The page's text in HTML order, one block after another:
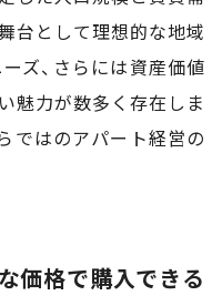
台として理想的な地域
ズ、さらには資産価値
魅力が数多く存在しま
ではのアパート経営の
価格で購入できる